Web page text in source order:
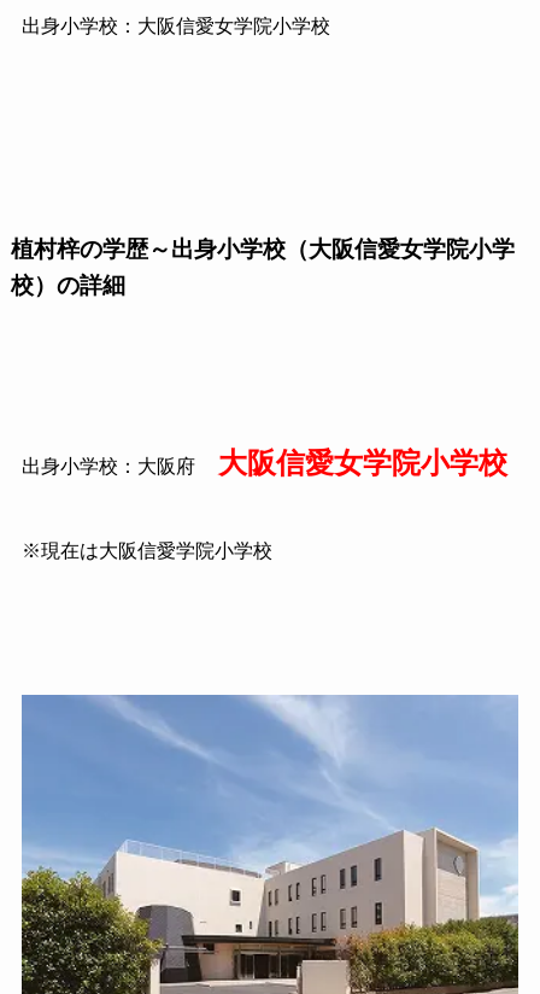
出身小学校：大阪信愛女学院小学校
植村梓の学歴～出身小学校（大阪信愛女学院小学
校）の詳細
出身小学校：大阪府 大阪信愛女学院小学校
※現在は大阪信愛学院小学校